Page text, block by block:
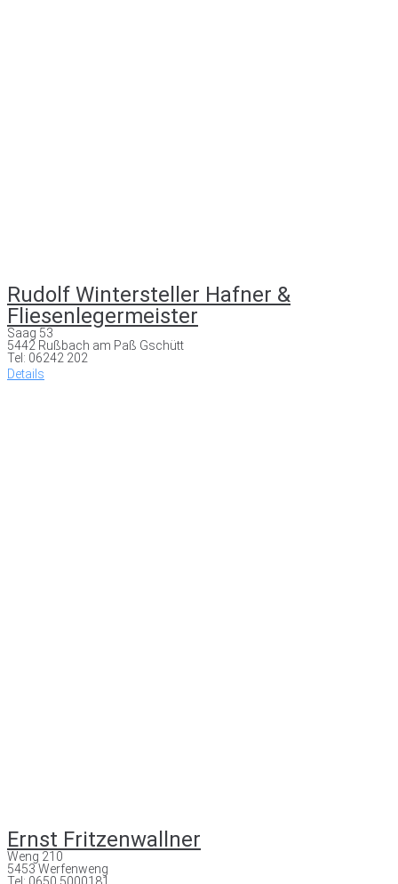
Rudolf Wintersteller Hafner &
Fliesenlegermeister
Saag 53
5442 Rußbach am Paß Gschütt
Tel: 06242 202
Details
Ernst Fritzenwallner
Weng 210
5453 Werfenweng
Tel: 0650 5000181